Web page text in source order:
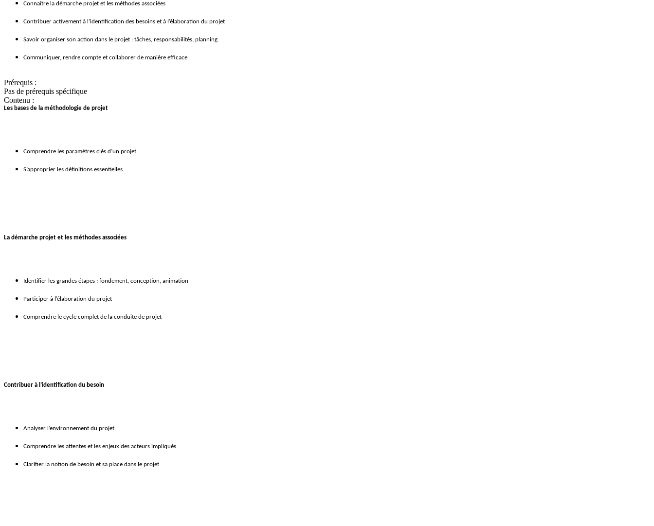
Connaître la démarche projet et les méthodes associées
Contribuer activement à l’identification des besoins et à l’élaboration du projet
Savoir organiser son action dans le projet : tâches, responsabilités, planning
Communiquer, rendre compte et collaborer de manière efficace
Prérequis :
Pas de prérequis spécifique
Contenu :
Les bases de la méthodologie de projet
Comprendre les paramètres clés d’un projet
S’approprier les définitions essentielles
La démarche projet et les méthodes associées
Identifier les grandes étapes : fondement, conception, animation
Participer à l’élaboration du projet
Comprendre le cycle complet de la conduite de projet
Contribuer à l’identification du besoin
Analyser l’environnement du projet
Comprendre les attentes et les enjeux des acteurs impliqués
Clarifier la notion de besoin et sa place dans le projet